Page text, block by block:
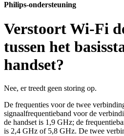
Philips-ondersteuning
Verstoort Wi-Fi
tussen het
handset?
Nee, er treedt geen storing op.
De frequenties voor de twee
signaalfrequentieband voor de
de handset is 1,9 GHz; de
is 2,4 GHz of 5,8 GHz. De twee